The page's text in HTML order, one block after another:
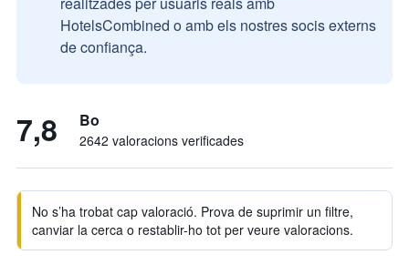
HotelsCombined o amb els nostres socis externs
de confiança.
7,8 Bo
2642 valoracions verificades
No s’ha trobat cap valoració. Prova de suprimir un filtre,
canviar la cerca o restablir-ho tot per veure valoracions.